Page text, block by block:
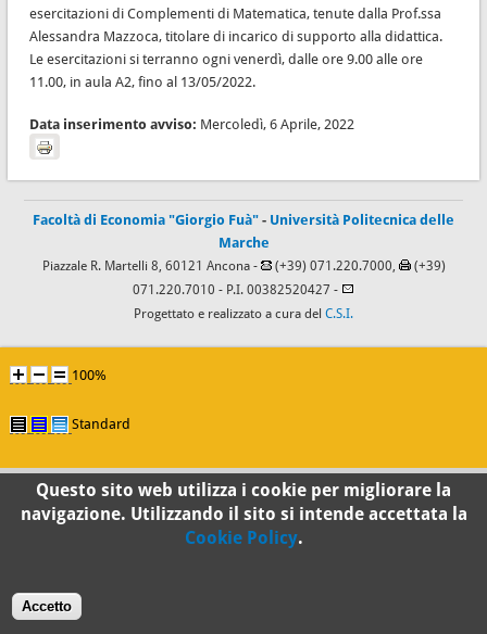
esercitazioni di Complementi di Matematica, tenute dalla Prof.ssa
Alessandra Mazzoca, titolare di incarico di supporto alla didattica.
Le esercitazioni si terranno ogni venerdì, dalle ore 9.00 alle ore
11.00, in aula A2, fino al 13/05/2022.
Data inserimento avviso: Mercoledì, 6 Aprile, 2022
Facoltà di Economia "Giorgio Fuà" - Università Politecnica delle
Marche
Piazzale R. Martelli 8, 60121 Ancona - (+39) 071.220.7000,
(+39)
071.220.7010 - P.I. 00382520427 -
Progettato e realizzato a cura del C.S.I.
100%
Standard
Questo sito web utilizza i cookie per migliorare la
navigazione. Utilizzando il sito si intende accettata la
Cookie Policy.
Accetto